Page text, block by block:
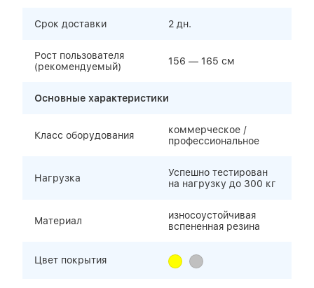
Срок доставки 2 дн.
Рост пользователя
(рекомендуемый)
156 — 165 см
Основные характеристики
Класс оборудования
коммерческое /
профессиональное
Нагрузка
Успешно тестирован
на нагрузку до 300 кг
Материал
износоустойчивая
вспененная резина
Цвет покрытия